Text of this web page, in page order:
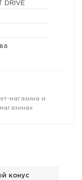
DRIVE
магазина и
конус